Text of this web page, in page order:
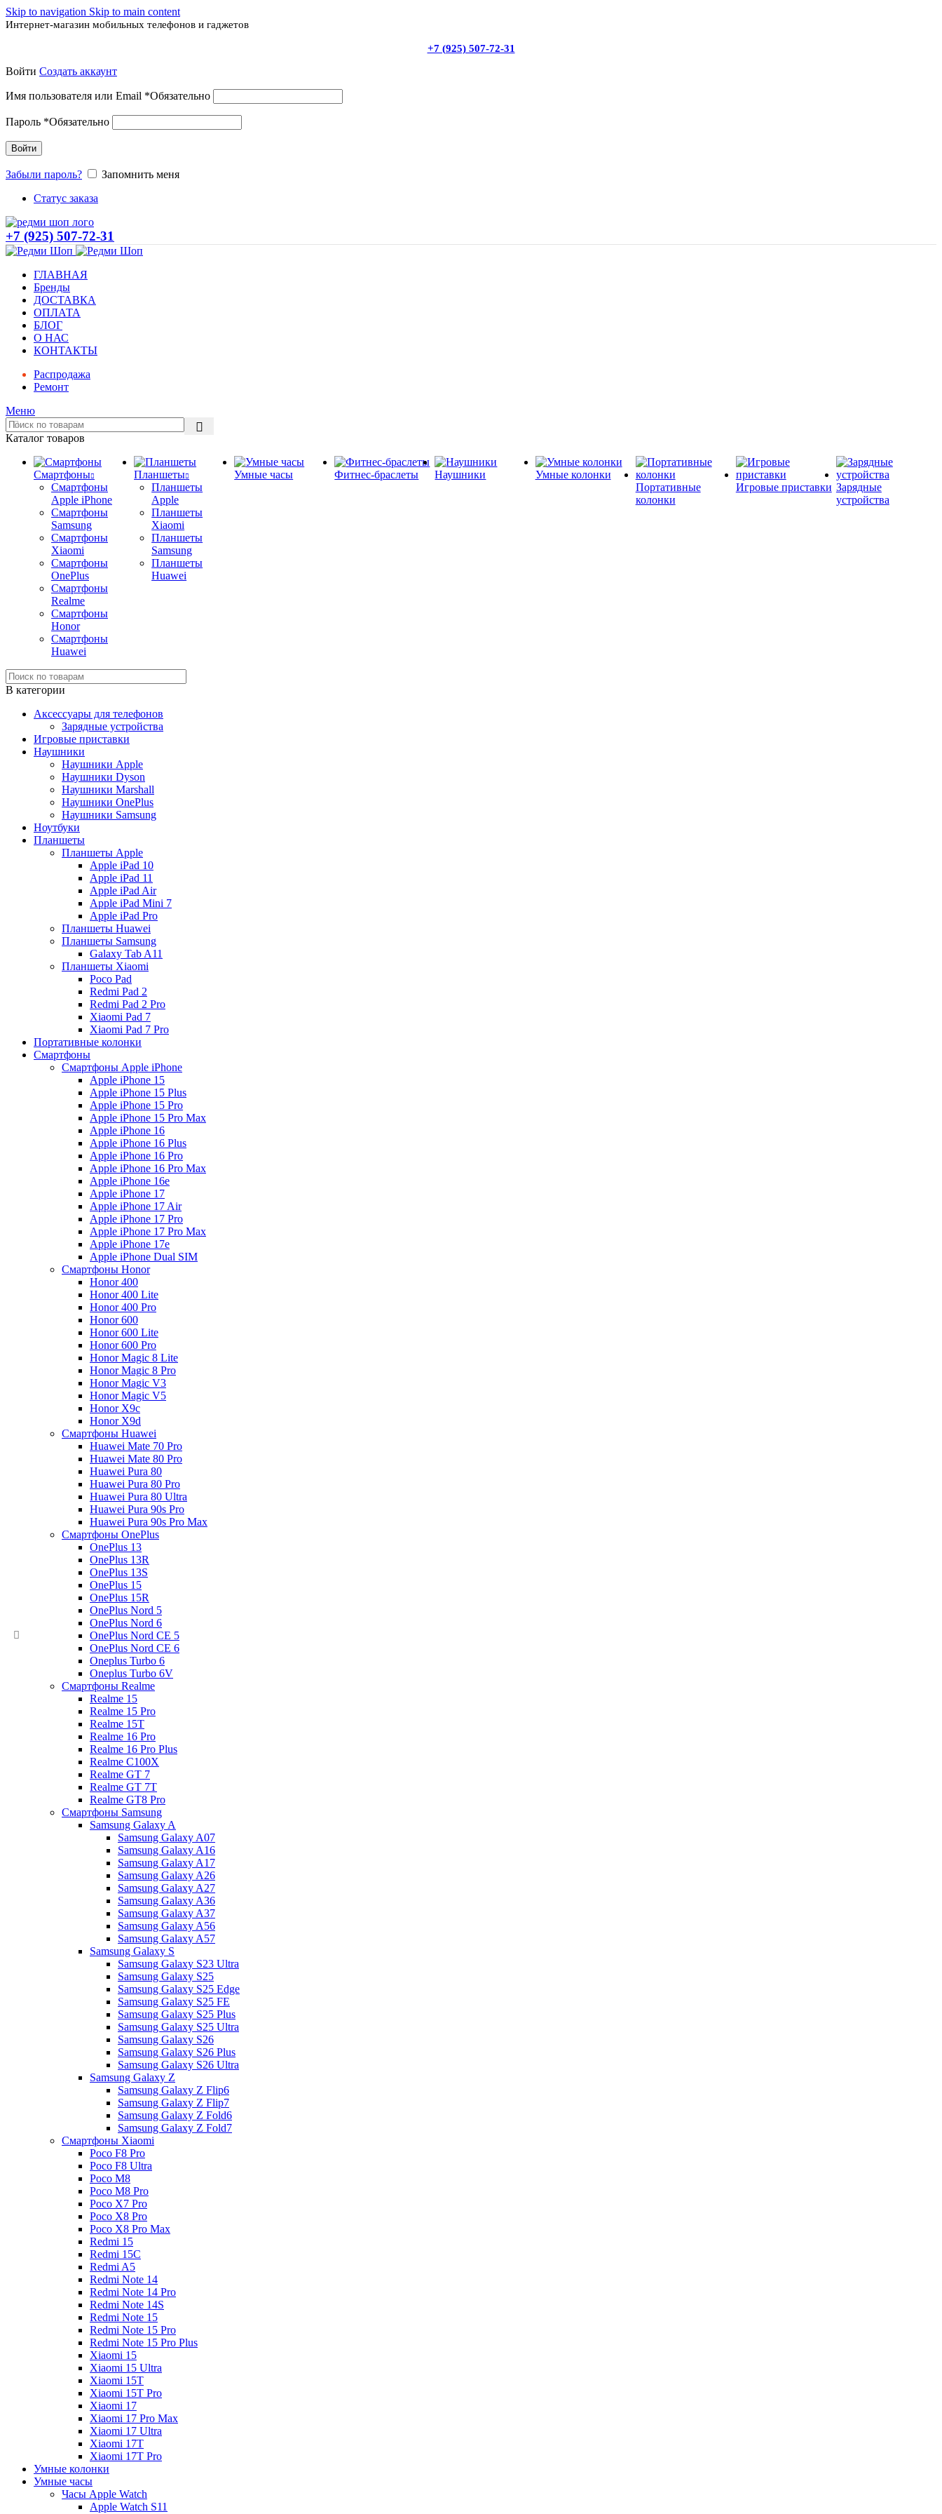
Skip to navigation Skip to main content
Интернет-магазин мобильных телефонов и гаджетов
+7 (925) 507-72-31
Войти Создать аккаунт
Имя пользователя или Email *Обязательно
Пароль *Обязательно
Войти
Забыли пароль?
Запомнить меня
Статус заказа
+7 (925) 507-72-31
ГЛАВНАЯ
Бренды
ДОСТАВКА
ОПЛАТА
БЛОГ
О НАС
КОНТАКТЫ
Распродажа
Ремонт
Меню
Каталог товаров
Смартфоны
Смартфоны
Apple iPhone
Смартфоны
Samsung
Смартфоны
Xiaomi
Смартфоны
OnePlus
Смартфоны
Realme
Смартфоны
Honor
Смартфоны
Huawei
Планшеты
Планшеты
Apple
Планшеты
Xiaomi
Планшеты
Samsung
Планшеты
Huawei
Умные часы Фитнес-браслеты Наушники
Умные колонки
Портативные
колонки
Игровые приставки Зарядные
устройства
В категории
Аксессуары для телефонов
Зарядные устройства
Игровые приставки
Наушники
Наушники Apple
Наушники Dyson
Наушники Marshall
Наушники OnePlus
Наушники Samsung
Ноутбуки
Планшеты
Планшеты Apple
Apple iPad 10
Apple iPad 11
Apple iPad Air
Apple iPad Mini 7
Apple iPad Pro
Планшеты Huawei
Планшеты Samsung
Galaxy Tab A11
Планшеты Xiaomi
Poco Pad
Redmi Pad 2
Redmi Pad 2 Pro
Xiaomi Pad 7
Xiaomi Pad 7 Pro
Портативные колонки
Смартфоны
Смартфоны Apple iPhone
Apple iPhone 15
Apple iPhone 15 Plus
Apple iPhone 15 Pro
Apple iPhone 15 Pro Max
Apple iPhone 16
Apple iPhone 16 Plus
Apple iPhone 16 Pro
Apple iPhone 16 Pro Max
Apple iPhone 16e
Apple iPhone 17
Apple iPhone 17 Air
Apple iPhone 17 Pro
Apple iPhone 17 Pro Max
Apple iPhone 17e
Apple iPhone Dual SIM
Смартфоны Honor
Honor 400
Honor 400 Lite
Honor 400 Pro
Honor 600
Honor 600 Lite
Honor 600 Pro
Honor Magic 8 Lite
Honor Magic 8 Pro
Honor Magic V3
Honor Magic V5
Honor X9c
Honor X9d
Смартфоны Huawei
Huawei Mate 70 Pro
Huawei Mate 80 Pro
Huawei Pura 80
Huawei Pura 80 Pro
Huawei Pura 80 Ultra
Huawei Pura 90s Pro
Huawei Pura 90s Pro Max
Смартфоны OnePlus
OnePlus 13
OnePlus 13R
OnePlus 13S
OnePlus 15
OnePlus 15R
OnePlus Nord 5
OnePlus Nord 6
OnePlus Nord CE 5
OnePlus Nord CE 6
Oneplus Turbo 6
Oneplus Turbo 6V
Смартфоны Realme
Realme 15
Realme 15 Pro
Realme 15T
Realme 16 Pro
Realme 16 Pro Plus
Realme C100X
Realme GT 7
Realme GT 7T
Realme GT8 Pro
Смартфоны Samsung
Samsung Galaxy A
Samsung Galaxy A07
Samsung Galaxy A16
Samsung Galaxy A17
Samsung Galaxy A26
Samsung Galaxy A27
Samsung Galaxy A36
Samsung Galaxy A37
Samsung Galaxy A56
Samsung Galaxy A57
Samsung Galaxy S
Samsung Galaxy S23 Ultra
Samsung Galaxy S25
Samsung Galaxy S25 Edge
Samsung Galaxy S25 FE
Samsung Galaxy S25 Plus
Samsung Galaxy S25 Ultra
Samsung Galaxy S26
Samsung Galaxy S26 Plus
Samsung Galaxy S26 Ultra
Samsung Galaxy Z
Samsung Galaxy Z Flip6
Samsung Galaxy Z Flip7
Samsung Galaxy Z Fold6
Samsung Galaxy Z Fold7
Смартфоны Xiaomi
Poco F8 Pro
Poco F8 Ultra
Poco M8
Poco M8 Pro
Poco X7 Pro
Poco X8 Pro
Poco X8 Pro Max
Redmi 15
Redmi 15C
Redmi A5
Redmi Note 14
Redmi Note 14 Pro
Redmi Note 14S
Redmi Note 15
Redmi Note 15 Pro
Redmi Note 15 Pro Plus
Xiaomi 15
Xiaomi 15 Ultra
Xiaomi 15T
Xiaomi 15T Pro
Xiaomi 17
Xiaomi 17 Pro Max
Xiaomi 17 Ultra
Xiaomi 17T
Xiaomi 17T Pro
Умные колонки
Умные часы
Часы Apple Watch
Apple Watch S11